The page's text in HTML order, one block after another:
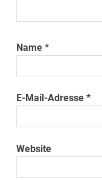
Name*
E-Mail-Adresse*
Website